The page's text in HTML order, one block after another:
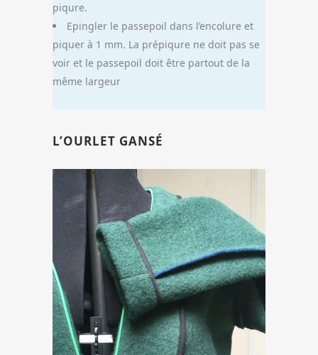
piqure.
Epingler le passepoil dans l’encolure et
piquer à 1 mm. La prépiqure ne doit pas se
voir et le passepoil doit être partout de la
même largeur
L’OURLET GANSÉ